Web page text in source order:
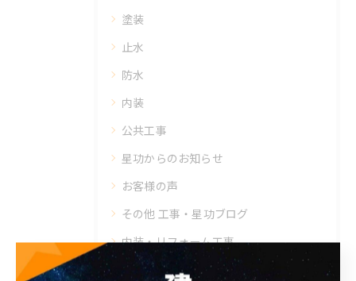
塗装
止水
防水
内装
公共工事
星功からのお知らせ
お客様の声
その他 工事・星功ブログ
内装・リフォーム工事
補修工事